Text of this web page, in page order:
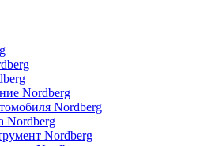
Nordberg
Nordberg
Nordberg
Nordberg